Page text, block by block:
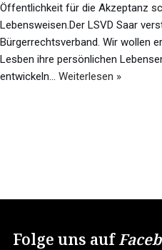
Öffentlichkeit für die Akzeptanz
Lebensweisen.Der LSVD Saar
Bürgerrechtsverband. Wir wollen
Lesben ihre persönlichen
entwickeln… Weiterlesen »
Folge uns auf